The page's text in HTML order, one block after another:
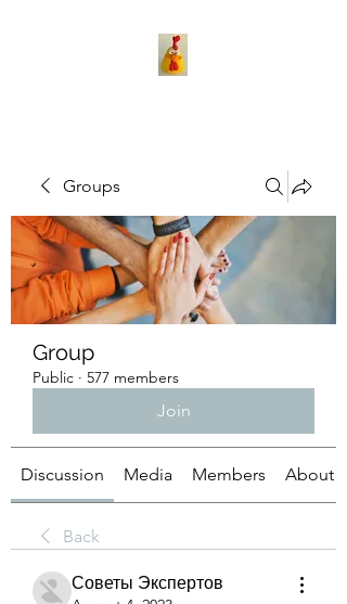
Groups
Group
Public · 577 members
Join
Discussion Media Members About
Back
Советы Экспертов